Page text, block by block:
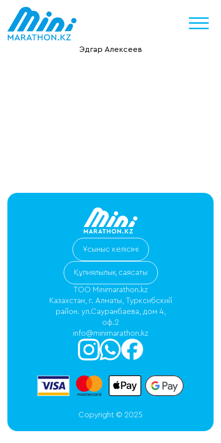
Эдгар Алексеев
Ұсыныс келісімі
Құпиялылық саясаты
ТОО Minimarathon.kz
Казахстан, г. Алматы, Турксибский
район. ул.Сауранбаева, дом 4,
оф.2
info@minimarathon.kz
Copyright © 2025